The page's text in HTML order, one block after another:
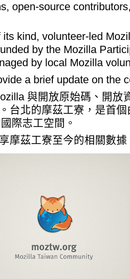
open-source
its kind, volunteer-led
by the Mozilla
by local Mozilla
a brief update on the
與開放原始碼、開放
台北的摩茲工寮，是首
際志工空間。
摩茲工寮至今的相關數據